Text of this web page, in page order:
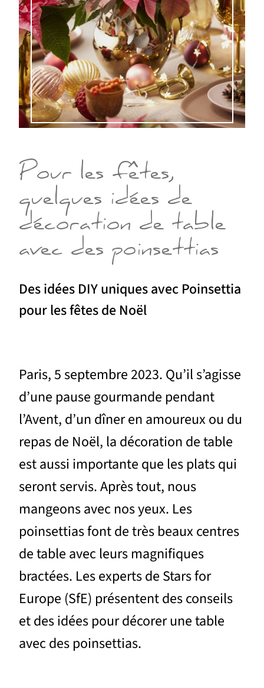
Pour les fêtes,
quelques idées de
décoration de table
avec des poinsettias
Des idées DIY uniques avec Poinsettia
pour les fêtes de Noël
Paris, 5 septembre 2023. Qu’il s’agisse
d’une pause gourmande pendant
l’Avent, d’un dîner en amoureux ou du
repas de Noël, la décoration de table
est aussi importante que les plats qui
seront servis. Après tout, nous
mangeons avec nos yeux. Les
poinsettias font de très beaux centres
de table avec leurs magnifiques
bractées. Les experts de Stars for
Europe (SfE) présentent des conseils
et des idées pour décorer une table
avec des poinsettias.